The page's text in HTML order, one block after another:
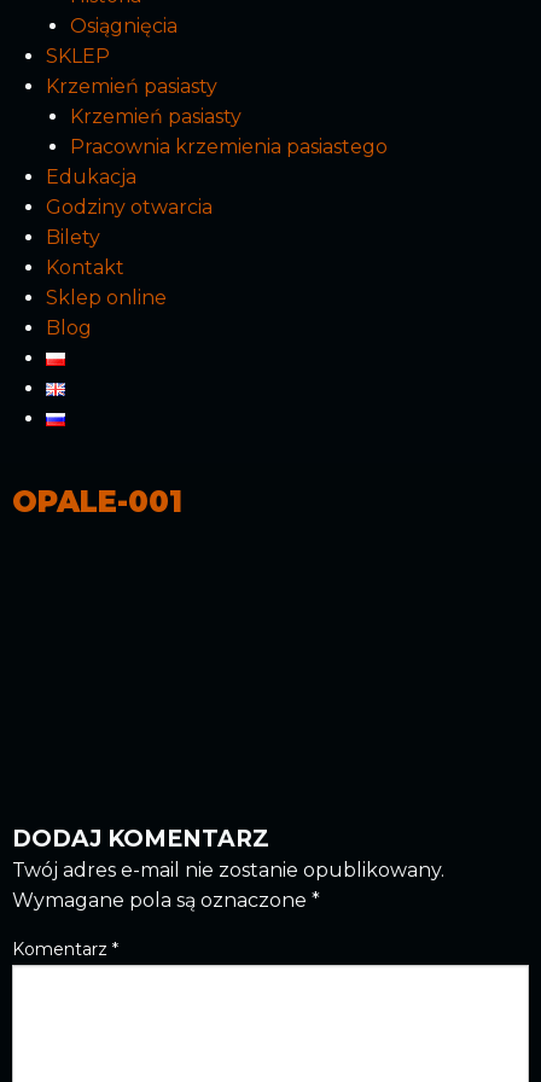
Osiągnięcia
SKLEP
Krzemień pasiasty
Krzemień pasiasty
Pracownia krzemienia pasiastego
Edukacja
Godziny otwarcia
Bilety
Kontakt
Sklep online
Blog
OPALE-001
DODAJ KOMENTARZ
Twój adres e-mail nie zostanie opublikowany.
Wymagane pola są oznaczone *
Komentarz *